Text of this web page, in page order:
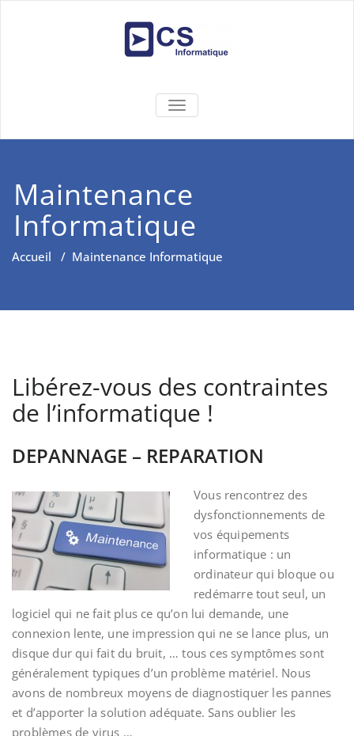
Solutions Informatiques et
BASCULER LA NAVIGATION
Maintenance
Informatique
Accueil / Maintenance Informatique
Libérez-vous des contraintes
de l’informatique !
DEPANNAGE – REPARATION
Vous rencontrez des
dysfonctionnements de
vos équipements
informatique : un
ordinateur qui bloque ou
redémarre tout seul, un
logiciel qui ne fait plus ce qu’on lui demande, une
connexion lente, une impression qui ne se lance plus, un
disque dur qui fait du bruit, … tous ces symptômes sont
généralement typiques d’un problème matériel. Nous
avons de nombreux moyens de diagnostiquer les pannes
et d’apporter la solution adéquate. Sans oublier les
problèmes de virus …